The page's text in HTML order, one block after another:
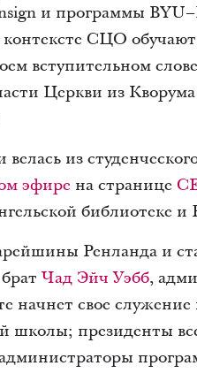
и программы
контексте СЦО
вступительном
Церкви из
из
эфире на странице
библиотеке
Ренланда и
Чад Эйч Уэбб,
начнет свое
школы; президенты